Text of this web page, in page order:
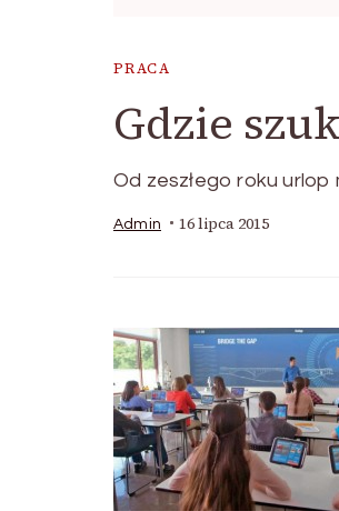
PRACA
Gdzie
Od zeszłego roku
Admin 16 lipca 2015